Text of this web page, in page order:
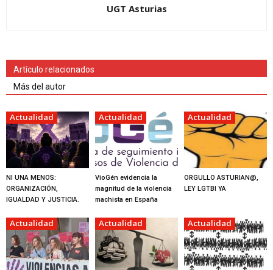
UGT Asturias
Artículo relacionados
Más del autor
Actualidad
NI UNA MENOS:
ORGANIZACIÓN,
IGUALDAD Y JUSTICIA.
Actualidad
VioGén evidencia la
magnitud de la violencia
machista en España
Actualidad
ORGULLO ASTURIAN@,
LEY LGTBI YA
Actualidad Actualidad Actualidad